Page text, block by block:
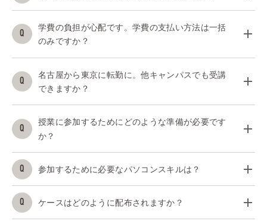
学費の負担が心配です。学費の支払い方法は一括
のみですか？
名古屋から東京に転勤に。他キャンパスでも受講
できますか？
授業に参加するためにどのような準備が必要です
か？
参加するために必要なパソコンスキルは？
ケースはどのように配布されますか？